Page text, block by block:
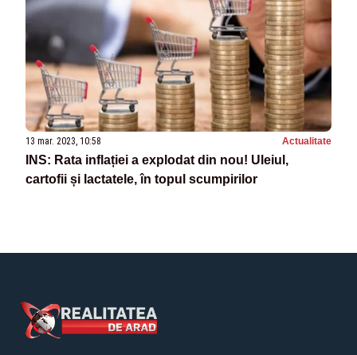
13 mar. 2023, 10:58 Actualitate
INS: Rata inflației a explodat din nou! Uleiul,
cartofii și lactatele, în topul scumpirilor